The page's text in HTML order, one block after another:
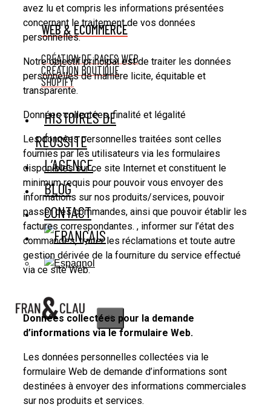
WEB & ECOMMERCE
CRÉATION DE PAGES WEB
CRÉATION BOUTIQUE
SHOPIFY
HISTOIRES DE
RÉUSSITE
L’AGENCE
BLOG
CONTACT
X
avez lu et compris les informations présentées
concernant le traitement de vos données
personnelles.
Notre objectif principal est de traiter les données
personnelles de manière licite, équitable et
transparente.
Données collectées, finalité et légalité
Les données personnelles traitées sont celles
fournies par les utilisateurs via les formulaires
disponibles sur ce site Internet et constituent le
minimum requis pour pouvoir vous envoyer des
informations sur nos produits/services, pouvoir
passer des commandes, ainsi que pouvoir établir les
factures correspondantes. , informer sur l’état des
commandes, traiter les réclamations et toute autre
gestion dérivée de la fourniture du service effectué
via ce site Web.
Données collectées pour la demande
d’informations via le formulaire Web.
Les données personnelles collectées via le
formulaire Web de demande d’informations sont
destinées à envoyer des informations commerciales
sur nos produits et services.